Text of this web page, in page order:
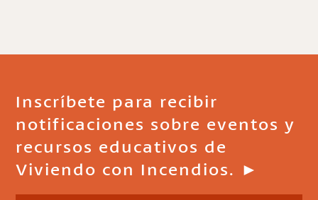
Inscríbete para recibir
notificaciones sobre eventos y
recursos educativos de
Viviendo con Incendios. ►